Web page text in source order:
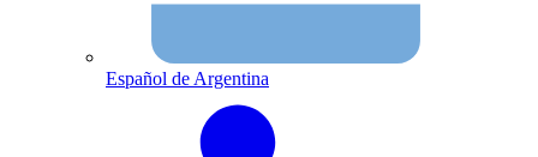
Español de Argentina